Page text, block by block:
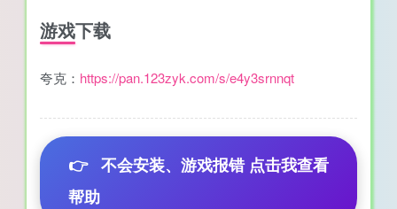
游戏下载
夸克： https://pan.123zyk.com/s/e4y3srnnqt
👉 不会安装、游戏报错 点击我查看
帮助